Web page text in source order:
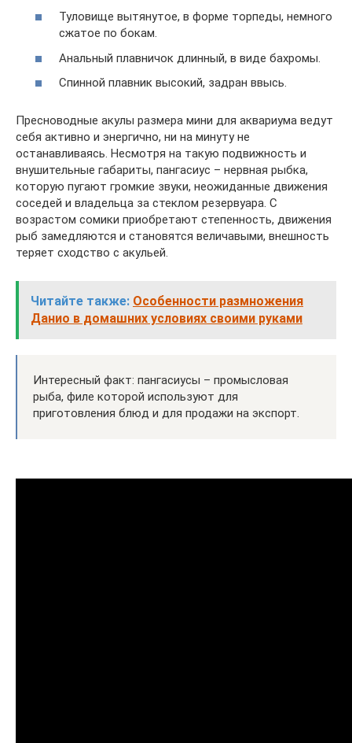
Туловище вытянутое, в форме торпеды, немного
сжатое по бокам.
Анальный плавничок длинный, в виде бахромы.
Спинной плавник высокий, задран ввысь.
Пресноводные акулы размера мини для аквариума ведут
себя активно и энергично, ни на минуту не
останавливаясь. Несмотря на такую подвижность и
внушительные габариты, пангасиус – нервная рыбка,
которую пугают громкие звуки, неожиданные движения
соседей и владельца за стеклом резервуара. С
возрастом сомики приобретают степенность, движения
рыб замедляются и становятся величавыми, внешность
теряет сходство с акульей.
Читайте также: Особенности размножения
Данио в домашних условиях своими руками
Интересный факт: пангасиусы – промысловая
рыба, филе которой используют для
приготовления блюд и для продажи на экспорт.